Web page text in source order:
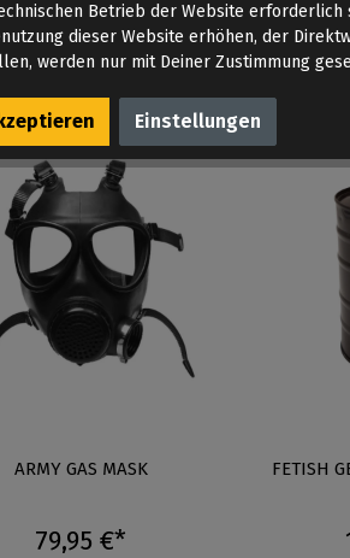
ARMY GAS MASK
79,95 €*
FETISH
Betrieb der Website erforderlich
dieser Website erhöhen, der
werden nur mit Deiner Zustimmung
Einstellungen